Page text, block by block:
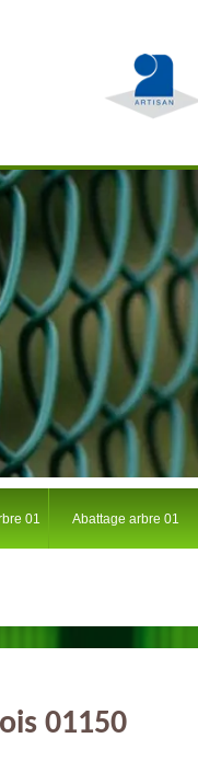
01 Abattage arbre 01
01150